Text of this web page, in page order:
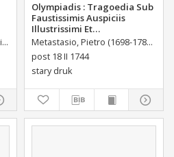
Wojewódzka Biblioteka Publiczna (Kielce). Dział Informacji i Bibliografii Regionalnej
Olympiadis : Tragoedia Sub
Faustissimis Auspiciis
Illustrissimi Et
Eccellentissimi Comitis De
Brühl Liberi Baronis de
Forste & de Pfoerthen [...]
Metastasio, Pietro (1698-1782)
post 18 II 1744
stary druk